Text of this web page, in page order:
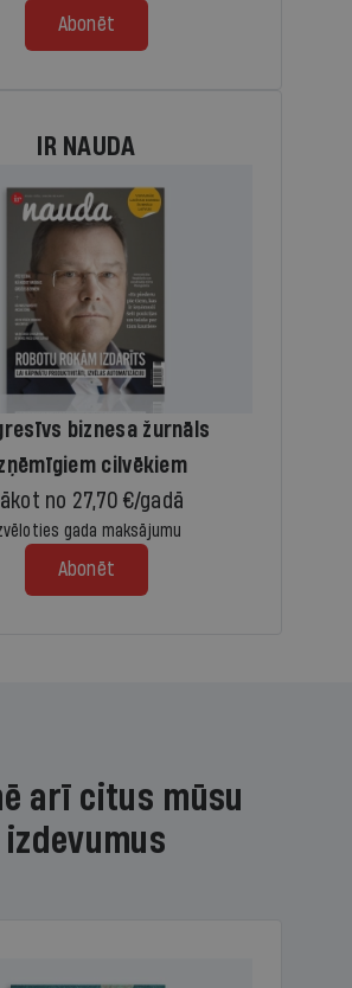
Abonēt
IR NAUDA
biznesa žurnāls
cilvēkiem
no 27,70 €/gadā
gada maksājumu
Abonēt
arī citus mūsu
izdevumus